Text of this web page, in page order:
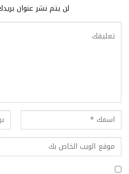
لن يتم نشر عنوان